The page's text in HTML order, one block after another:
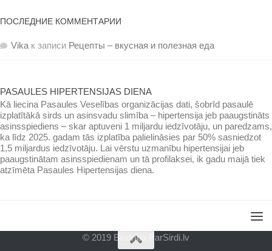
ПОСЛЕДНИЕ КОММЕНТАРИИ
Vika к записи Рецепты – вкусная и полезная еда
PASAULES HIPERTENSIJAS DIENA
Kā liecina Pasaules Veselības organizācijas dati, šobrīd pasaulē
izplatītākā sirds un asinsvadu slimība – hipertensija jeb paaugstināts
asinsspiediens – skar aptuveni 1 miljardu iedzīvotāju, un paredzams,
ka līdz 2025. gadam tās izplatība palielināsies par 50% sasniedzot
1,5 miljardus iedzīvotāju. Lai vērstu uzmanību hipertensijai jeb
paaugstinātam asinsspiedienam un tā profilaksei, ik gadu maijā tiek
atzīmēta Pasaules Hipertensijas diena.
© 2019 Biedrība ParSirdi.lv